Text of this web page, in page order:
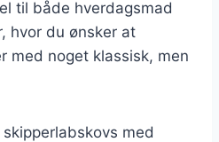
til både hverdagsmad
hvor du ønsker at
med noget klassisk, men
med